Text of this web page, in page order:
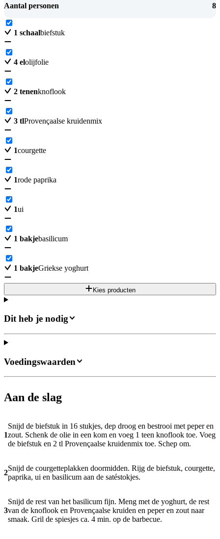
Aantal personen 8
1 schaalbiefstuk
4 elolijfolie
2 tenenknoflook
3 tlProvençaalse kruidenmix
1courgette
1rode paprika
1ui
1 bakjebasilicum
1 bakjeGriekse yoghurt
Kies producten
Dit heb je nodig
Aan de slag
1
Snijd de biefstuk in 16 stukjes, dep droog en bestrooi met peper en
zout. Schenk de olie in een kom en voeg 1 teen knoflook toe. Voeg
de biefstuk en 2 tl Provençaalse kruidenmix toe. Schep om.
2
Snijd de courgetteplakken doormidden. Rijg de biefstuk, courgette,
paprika, ui en basilicum aan de satéstokjes.
3
Snijd de rest van het basilicum fijn. Meng met de yoghurt, de rest
van de knoflook en Provençaalse kruiden en peper en zout naar
smaak. Gril de spiesjes ca. 4 min. op de barbecue.
Voedingswaarden